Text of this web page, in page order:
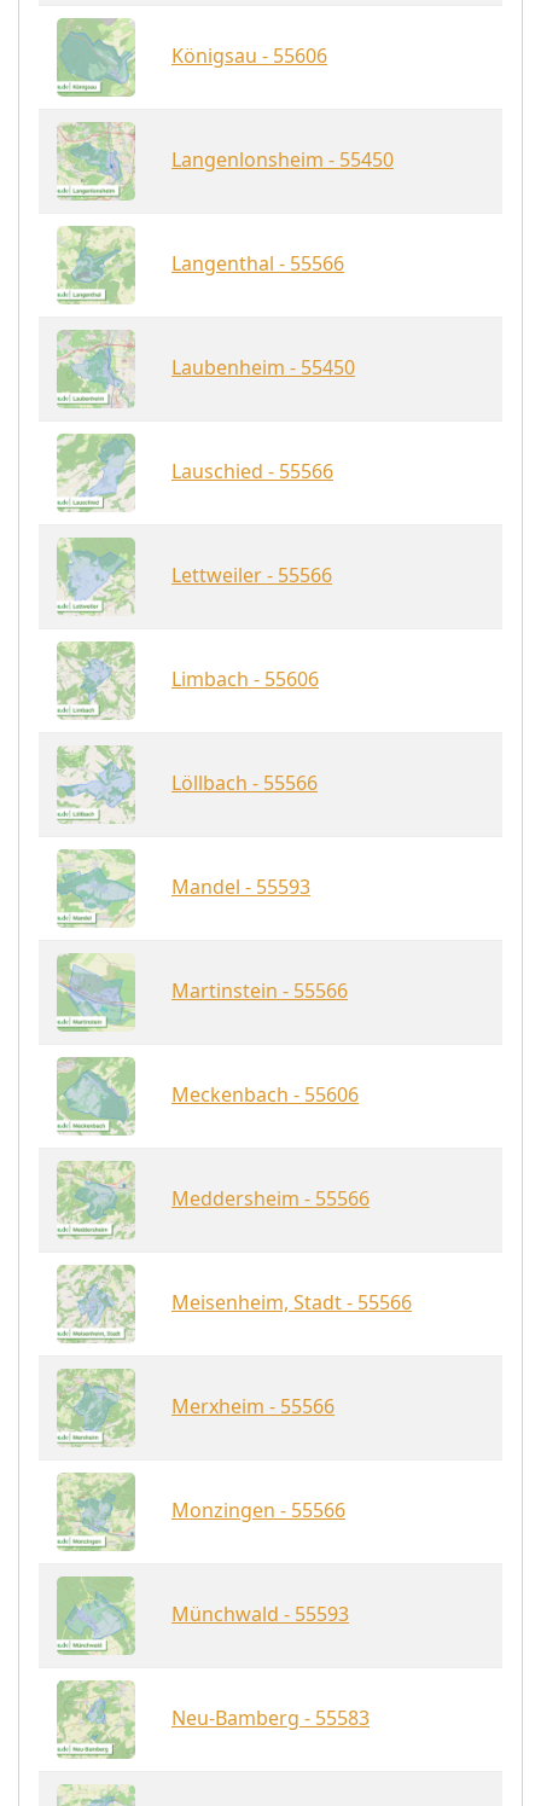
Königsau - 55606
Langenlonsheim - 55450
Langenthal - 55566
Laubenheim - 55450
Lauschied - 55566
Lettweiler - 55566
Limbach - 55606
Löllbach - 55566
Mandel - 55593
Martinstein - 55566
Meckenbach - 55606
Meddersheim - 55566
Meisenheim, Stadt - 55566
Merxheim - 55566
Monzingen - 55566
Münchwald - 55593
Neu-Bamberg - 55583